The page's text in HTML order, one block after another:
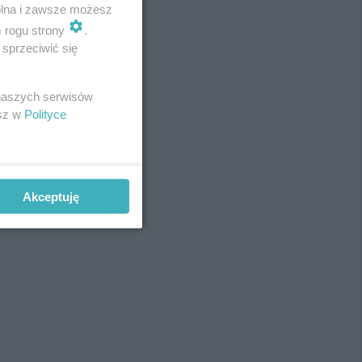
i zawsze możesz
rogu strony
.
się
serwisów
w Polityce
Akceptuję